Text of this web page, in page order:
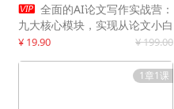
 全面的AI论文写作实战营：
九大核心模块，实现从论文小白
到高效产出的跨越
¥ 19.90 ¥ 199.00
1章1课